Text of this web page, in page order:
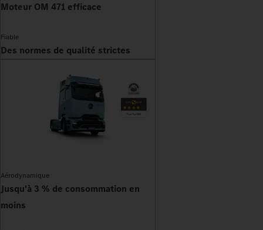
Moteur OM 471 efficace
Fiable
Des normes de qualité strictes
Aérodynamique
Jusqu'à 3 % de consommation en
moins